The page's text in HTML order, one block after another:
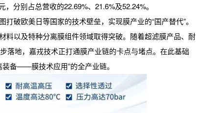
分别占总营收的22.69%、21.6%及52.24%。
打破欧美日等国家的技术壁垒，实现膜产业的“国产替代”。
料以及特种分离膜组件领域取得突破。随着超滤膜产品、耐
落地，嘉戎技术正打通膜产业链的卡点与堵点。在此基础
备——膜技术应用”的全产业链。